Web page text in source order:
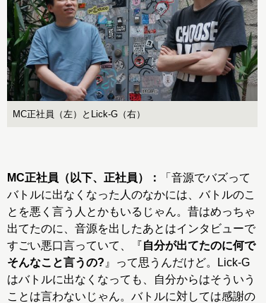
MC正社員（左）とLick-G（右）
MC正社員（以下、正社員）：
「音源でバズって
バトルに出なくなった人のなかには、バトルのこ
とを悪く言う人とかもいるじゃん。昔はめっちゃ
出てたのに、音源を出したあとはインタビューで
すごい悪口言っていて、『自分が出てたのに何で
そんなこと言うの? 』って思うんだけど。Lick-G
はバトルに出なくなっても、自分からはそういう
ことは言わないじゃん。バトルに対しては感謝の